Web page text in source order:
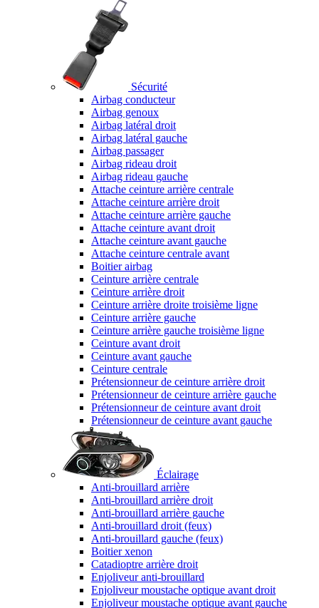
Sécurité
Airbag conducteur
Airbag genoux
Airbag latéral droit
Airbag latéral gauche
Airbag passager
Airbag rideau droit
Airbag rideau gauche
Attache ceinture arrière centrale
Attache ceinture arrière droit
Attache ceinture arrière gauche
Attache ceinture avant droit
Attache ceinture avant gauche
Attache ceinture centrale avant
Boitier airbag
Ceinture arrière centrale
Ceinture arrière droit
Ceinture arrière droite troisième ligne
Ceinture arrière gauche
Ceinture arrière gauche troisième ligne
Ceinture avant droit
Ceinture avant gauche
Ceinture centrale
Prétensionneur de ceinture arrière droit
Prétensionneur de ceinture arrière gauche
Prétensionneur de ceinture avant droit
Prétensionneur de ceinture avant gauche
Éclairage
Anti-brouillard arrière
Anti-brouillard arrière droit
Anti-brouillard arrière gauche
Anti-brouillard droit (feux)
Anti-brouillard gauche (feux)
Boitier xenon
Catadioptre arrière droit
Enjoliveur anti-brouillard
Enjoliveur moustache optique avant droit
Enjoliveur moustache optique avant gauche